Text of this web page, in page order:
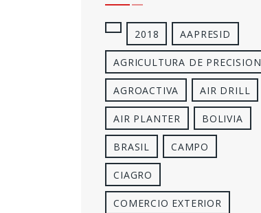
2018 AAPRESID
AGRICULTURA DE PRECISION
AGROACTIVA AIR DRILL
AIR PLANTER BOLIVIA
BRASIL CAMPO
CIAGRO
COMERCIO EXTERIOR